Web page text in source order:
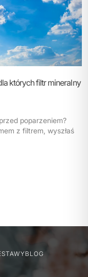
których filtr mineralny
poparzeniem?
z filtrem, wyszłaś
BLOG